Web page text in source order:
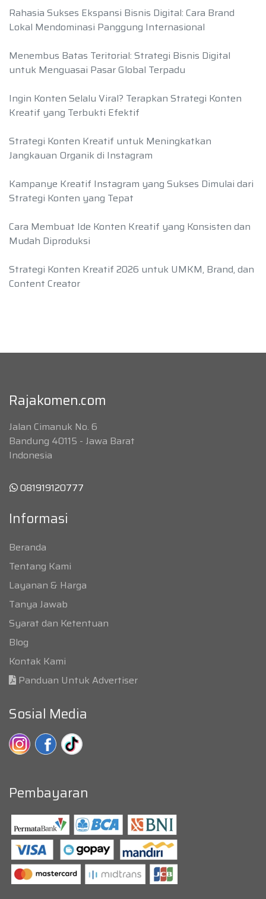
Rahasia Sukses Ekspansi Bisnis Digital: Cara Brand
Lokal Mendominasi Panggung Internasional
Menembus Batas Teritorial: Strategi Bisnis Digital
untuk Menguasai Pasar Global Terpadu
Ingin Konten Selalu Viral? Terapkan Strategi Konten
Kreatif yang Terbukti Efektif
Strategi Konten Kreatif untuk Meningkatkan
Jangkauan Organik di Instagram
Kampanye Kreatif Instagram yang Sukses Dimulai dari
Strategi Konten yang Tepat
Cara Membuat Ide Konten Kreatif yang Konsisten dan
Mudah Diproduksi
Strategi Konten Kreatif 2026 untuk UMKM, Brand, dan
Content Creator
Rajakomen.com
Jalan Cimanuk No. 6
Bandung 40115 - Jawa Barat
Indonesia
081919120777
Informasi
Beranda
Tentang Kami
Layanan & Harga
Tanya Jawab
Syarat dan Ketentuan
Blog
Kontak Kami
Panduan Untuk Advertiser
Sosial Media
Pembayaran